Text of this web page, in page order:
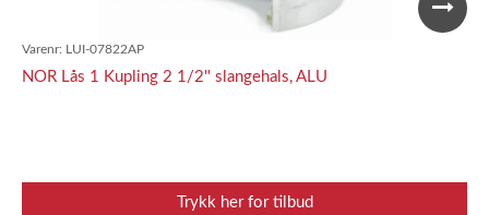
Varenr: LUI-07822AP
NOR Lås 1 Kupling 2 1/2'' slangehals, ALU
Trykk her for tilbud